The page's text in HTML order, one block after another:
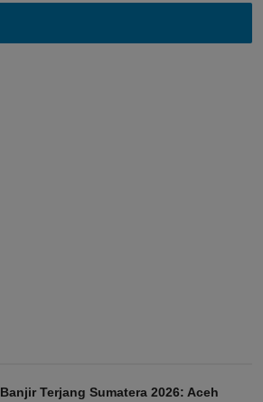
Banjir Terjang Sumatera 2026: Aceh